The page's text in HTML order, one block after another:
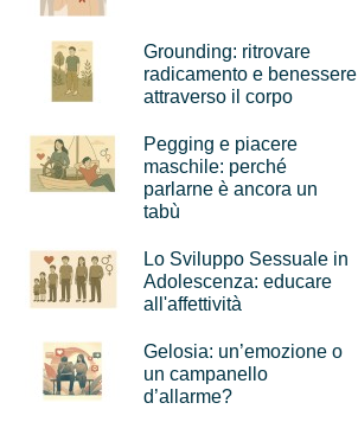
Grounding: ritrovare
radicamento e benessere
attraverso il corpo
Pegging e piacere
maschile: perché
parlarne è ancora un
tabù
Lo Sviluppo Sessuale in
Adolescenza: educare
all'affettività
Gelosia: un’emozione o
un campanello
d’allarme?